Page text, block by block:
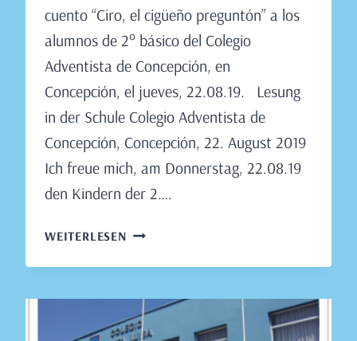
cuento “Ciro, el cigüeño preguntón” a los
alumnos de 2° básico del Colegio
Adventista de Concepción, en
Concepción, el jueves, 22.08.19. Lesung
in der Schule Colegio Adventista de
Concepción, Concepción, 22. August 2019
Ich freue mich, am Donnerstag, 22.08.19
den Kindern der 2….
WEITERLESENLESUNG
DER
COLEGIO
ADVENTISTA